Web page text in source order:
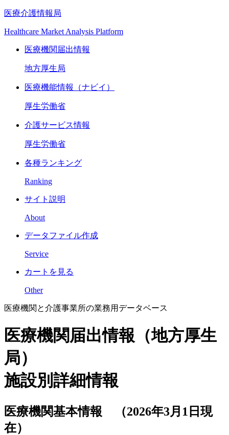
医療介護情報局
Healthcare Market Analysis Platform
医療機関届出情報
地方厚生局
医療機能情報（ナビイ）
厚生労働省
介護サービス情報
厚生労働省
各種ランキング
Ranking
サイト説明
About
データファイル作成
Service
カートを見る
Other
医療機関と介護事業所の業務用データベース
医療機関届出情報（地方厚生
局）
施設別詳細情報
医療機関基本情報 （2026年3月1日現
在）